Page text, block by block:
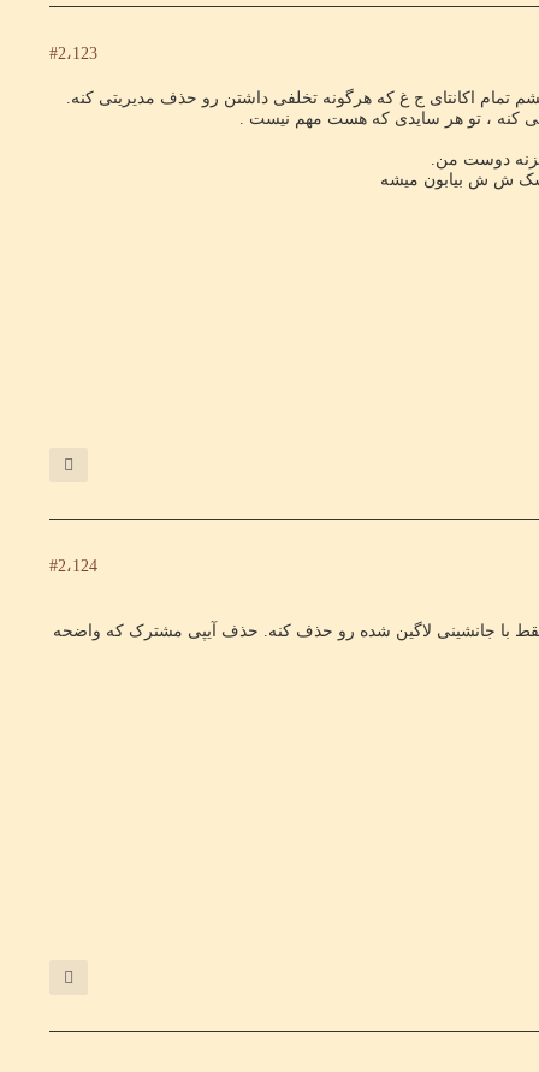
#2،123
اکانتای ج غ که هرگونه تخلفی داشتن رو حذف مدیریتی کنه.
کنه ، تو هر سایدی که هست مهم نیست .
دوست من.
شک ش ش بیابون میشه
#2،124
با جانشینی لاگین شده رو حذف کنه. حذف آیپی مشترک که واضحه